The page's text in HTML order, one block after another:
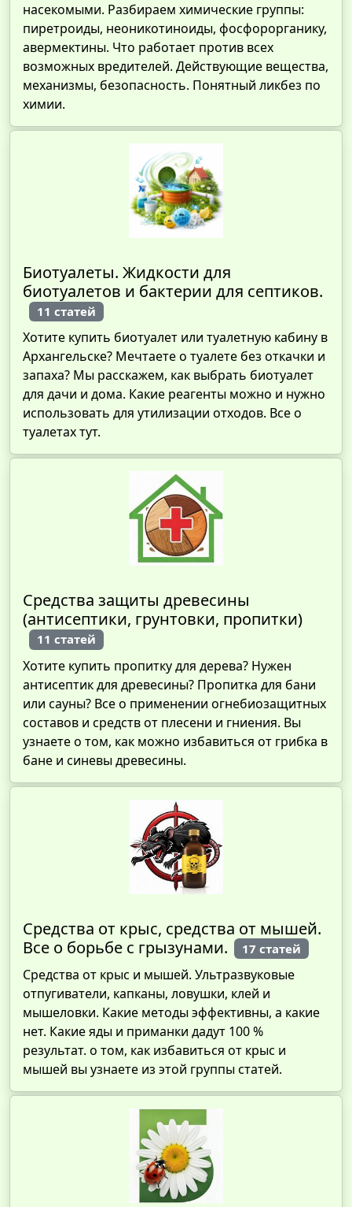
насекомыми. Разбираем химические группы:
пиретроиды, неоникотиноиды, фосфорорганику,
авермектины. Что работает против всех
возможных вредителей. Действующие вещества,
механизмы, безопасность. Понятный ликбез по
химии.
Биотуалеты. Жидкости для
биотуалетов и бактерии для септиков.
11 статей
Хотите купить биотуалет или туалетную кабину в
Архангельске? Мечтаете о туалете без откачки и
запаха? Мы расскажем, как выбрать биотуалет
для дачи и дома. Какие реагенты можно и нужно
использовать для утилизации отходов. Все о
туалетах тут.
Средства защиты древесины
(антисептики, грунтовки, пропитки)
11 статей
Хотите купить пропитку для дерева? Нужен
антисептик для древесины? Пропитка для бани
или сауны? Все о применении огнебиозащитных
составов и средств от плесени и гниения. Вы
узнаете о том, как можно избавиться от грибка в
бане и синевы древесины.
Средства от крыс, средства от мышей.
Все о борьбе с грызунами.
17 статей
Средства от крыс и мышей. Ультразвуковые
отпугиватели, капканы, ловушки, клей и
мышеловки. Какие методы эффективны, а какие
нет. Какие яды и приманки дадут 100 %
результат. о том, как избавиться от крыс и
мышей вы узнаете из этой группы статей.